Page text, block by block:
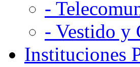
-
- Vestido y
Instituciones